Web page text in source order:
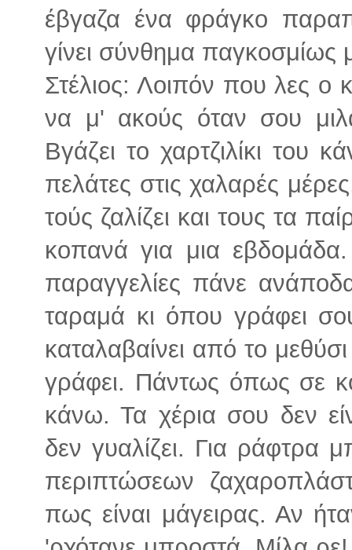
έβγαζα ένα φράγκο
γίνει σύνθημα παγκοσμίως
Στέλιος: Λοιπόν που λες ο
να μ' ακούς όταν σου
Βγάζει το χαρτζιλίκι του
πελάτες στις χαλαρές
τούς ζαλίζει και τους τα
κοπανά για μια
παραγγελίες πάνε
ταραμά κι όπου γράφει
καταλαβαίνει από το
γράφει. Πάντως όπως σε
κάνω. Τα χέρια σου δεν
δεν γυαλίζει. Για ράφτρα
περιπτώσεων
πως είναι μάγειρας. Αν